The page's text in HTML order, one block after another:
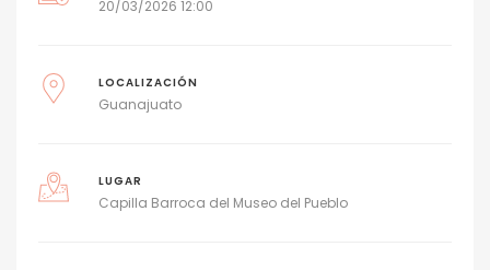
20/03/2026 12:00
LOCALIZACIÓN
Guanajuato
LUGAR
Capilla Barroca del Museo del Pueblo